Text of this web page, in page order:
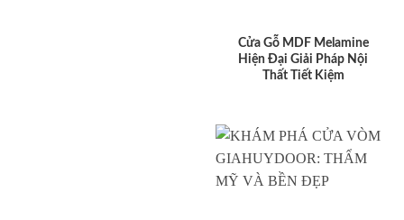
Cửa Gỗ MDF Melamine
Hiện Đại Giải Pháp Nội
Thất Tiết Kiệm